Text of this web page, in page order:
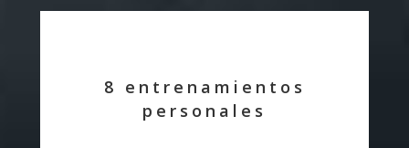
8 entrenamientos
personales